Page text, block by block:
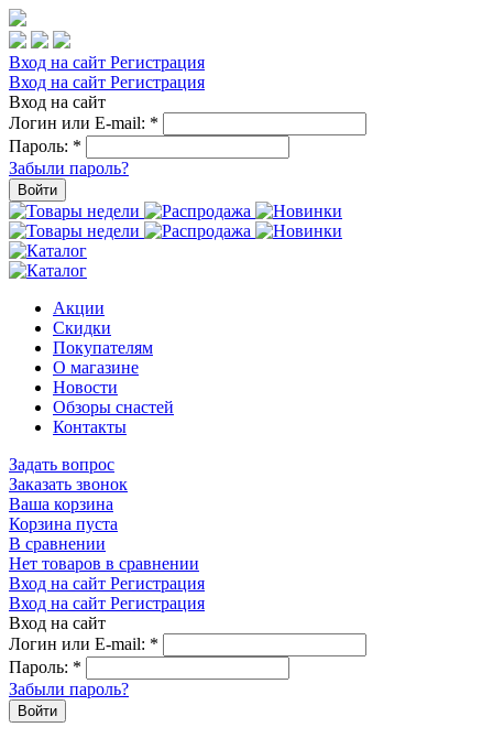
Вход на сайт Регистрация
Вход на сайт Регистрация
Вход на сайт
Логин или E-mail: *
Пароль: *
Забыли пароль?
Войти
Акции
Скидки
Покупателям
О магазине
Новости
Обзоры снастей
Контакты
Задать вопрос
Заказать звонок
Ваша корзина
Корзина пуста
В сравнении
Нет товаров в сравнении
Вход на сайт Регистрация
Вход на сайт Регистрация
Вход на сайт
Логин или E-mail: *
Пароль: *
Забыли пароль?
Войти